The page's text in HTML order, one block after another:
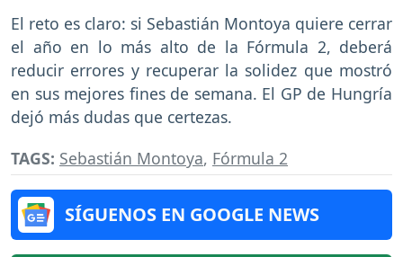
El reto es claro: si Sebastián Montoya quiere cerrar
el año en lo más alto de la Fórmula 2, deberá
reducir errores y recuperar la solidez que mostró
en sus mejores fines de semana. El GP de Hungría
dejó más dudas que certezas.
TAGS: Sebastián Montoya, Fórmula 2
SÍGUENOS EN GOOGLE NEWS